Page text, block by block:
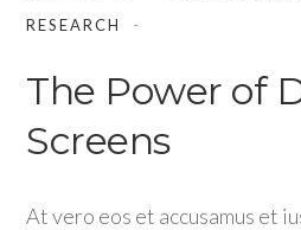
RESEARCH
The Power of
Screens
At vero eos et accusamus et